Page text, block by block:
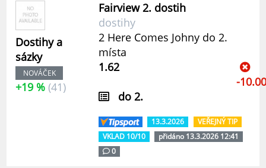
Dostihy a
sázky
NOVÁČEK
+19 % (41)
Fairview 2. dostih
dostihy
2 Here Comes Johny do 2.
místa
1.62
do 2.
-10.00
13.3.2026
VEŘEJNÝ TIP
VKLAD 10/10
přidáno 13.3.2026 12:41
0